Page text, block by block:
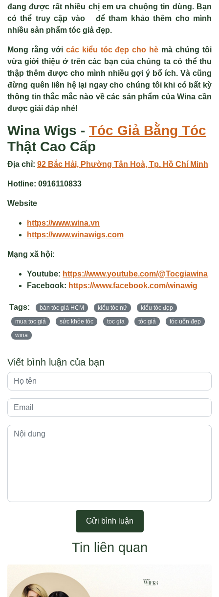
đang được rất nhiều chị em ưa chuộng tin dùng. Bạn
có thể truy cập vào để tham khảo thêm cho mình
nhiều sản phẩm tóc giả đẹp.
Mong rằng với các kiểu tóc đẹp cho hè mà chúng tôi
vừa giới thiệu ở trên các bạn của chúng ta có thể thu
thập thêm được cho mình nhiều gợi ý bổ ích. Và cũng
đừng quên liên hệ lại ngay cho chúng tôi khi có bất kỳ
thông tin thắc mắc nào về các sản phẩm của Wina cần
được giải đáp nhé!
Wina Wigs - Tóc Giả Bằng Tóc
Thật Cao Cấp
Địa chỉ: 92 Bắc Hải, Phường Tân Hoà, Tp. Hồ Chí Minh
Hotline: 0916110833
Website
https://www.wina.vn
https://www.winawigs.com
Mạng xã hội:
Youtube: https://www.youtube.com/@Tocgiawina
Facebook: https://www.facebook.com/winawig
Tags: bán tóc giả HCM kiểu tóc nữ
kiểu tóc đẹp
mua toc giả
sức khỏe tóc toc gia tóc giả
tóc uốn đẹp
wina
Viết bình luận của bạn
Gửi bình luận
Tin liên quan